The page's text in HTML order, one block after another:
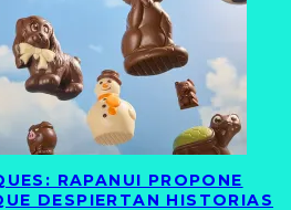
RAPANUI PROPONE
DESPIERTAN HISTORIAS